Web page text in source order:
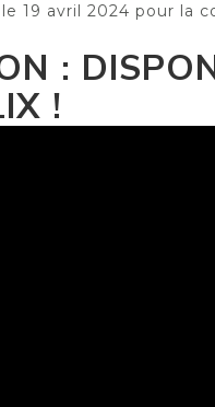
19 avril 2024 pour la
:
!